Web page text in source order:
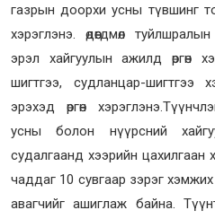
газрын доорхи усны түвшинг
хэрэглэнэ. өдөөгдмөл
эрэл хайгуулын ажилд өргөн
шигтгээ, судланцар-шигтгээ
эрэхэд өргөн
усны болон нүүрсний
судалгаанд хээрийн
чаддаг 10 сувгаар зэрэг
авагчийг ашиглаж байна.